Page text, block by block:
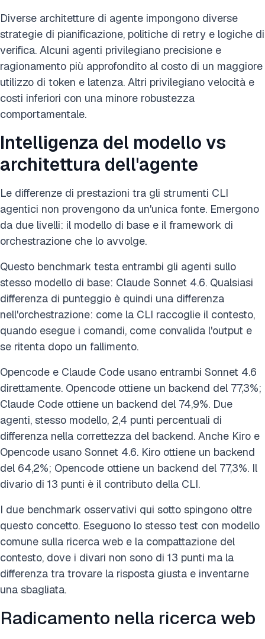
Diverse architetture di agente impongono diverse
strategie di pianificazione, politiche di retry e logiche di
verifica. Alcuni agenti privilegiano precisione e
ragionamento più approfondito al costo di un maggiore
utilizzo di token e latenza. Altri privilegiano velocità e
costi inferiori con una minore robustezza
comportamentale.
Intelligenza del modello vs
architettura dell'agente
Le differenze di prestazioni tra gli strumenti CLI
agentici non provengono da un'unica fonte. Emergono
da due livelli: il modello di base e il framework di
orchestrazione che lo avvolge.
Questo benchmark testa entrambi gli agenti sullo
stesso modello di base: Claude Sonnet 4.6. Qualsiasi
differenza di punteggio è quindi una differenza
nell'orchestrazione: come la CLI raccoglie il contesto,
quando esegue i comandi, come convalida l'output e
se ritenta dopo un fallimento.
Opencode e Claude Code usano entrambi Sonnet 4.6
direttamente. Opencode ottiene un backend del 77,3%;
Claude Code ottiene un backend del 74,9%. Due
agenti, stesso modello, 2,4 punti percentuali di
differenza nella correttezza del backend. Anche Kiro e
Opencode usano Sonnet 4.6. Kiro ottiene un backend
del 64,2%; Opencode ottiene un backend del 77,3%. Il
divario di 13 punti è il contributo della CLI.
I due benchmark osservativi qui sotto spingono oltre
questo concetto. Eseguono lo stesso test con modello
comune sulla ricerca web e la compattazione del
contesto, dove i divari non sono di 13 punti ma la
differenza tra trovare la risposta giusta e inventarne
una sbagliata.
Radicamento nella ricerca web